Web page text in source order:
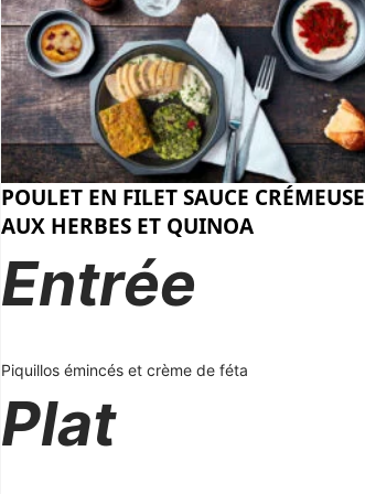
POULET EN FILET SAUCE CRÉMEUSE
AUX HERBES ET QUINOA
Entrée
Piquillos émincés et crème de féta
Plat